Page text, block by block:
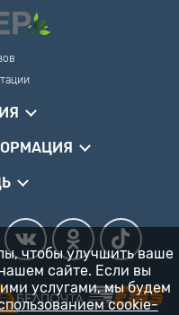
чтобы улучшить ваше
сайте. Если вы
услугами, мы будем
cookie-